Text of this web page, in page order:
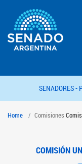
SENADORES -
Home Comisiones
COMISIÓN